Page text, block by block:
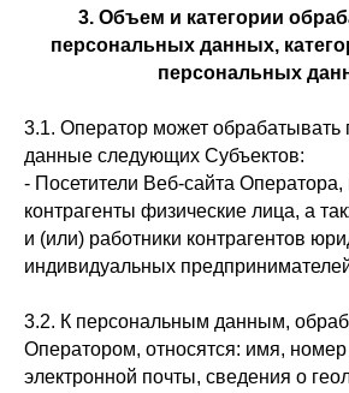
3. Объем и категории
персональных данных,
персональных
3.1. Оператор может обрабатывать
данные следующих Субъектов:
- Посетители Веб-сайта Оператора,
контрагенты физические лица, а
и (или) работники контрагентов
индивидуальных
3.2. К персональным данным,
Оператором, относятся: имя,
электронной почты, сведения о